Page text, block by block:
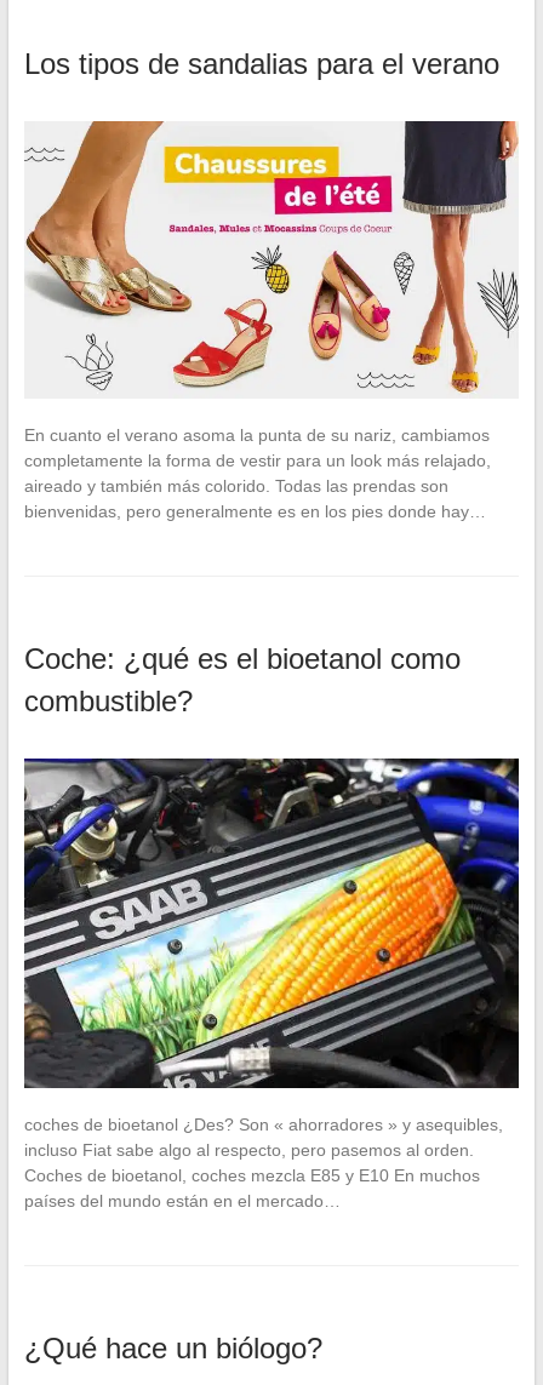
Los tipos de sandalias para el verano
En cuanto el verano asoma la punta de su nariz, cambiamos
completamente la forma de vestir para un look más relajado,
aireado y también más colorido. Todas las prendas son
bienvenidas, pero generalmente es en los pies donde hay…
Coche: ¿qué es el bioetanol como
combustible?
coches de bioetanol ¿Des? Son « ahorradores » y asequibles,
incluso Fiat sabe algo al respecto, pero pasemos al orden.
Coches de bioetanol, coches mezcla E85 y E10 En muchos
países del mundo están en el mercado…
¿Qué hace un biólogo?